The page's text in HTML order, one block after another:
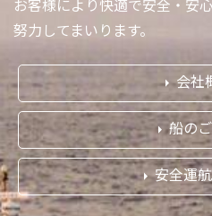
お客様により快適で安全・安
努力してまいります。
会社
船の
安全運